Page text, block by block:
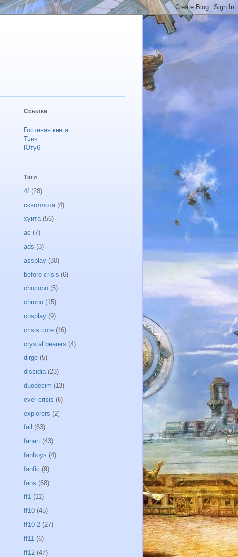
Ссылки
Гостевая книга
Твич
Ютуб
Тэги
4f (28)
скволлота (4)
хуита (56)
ac (7)
ads (3)
assplay (30)
before crisis (6)
chocobo (5)
chrono (15)
cosplay (9)
crisis core (16)
crystal bearers (4)
dirge (5)
dissidia (23)
duodecim (13)
ever crisis (6)
explorers (2)
fail (63)
fanart (43)
fanboys (4)
fanfic (9)
fans (68)
ff1 (11)
ff10 (45)
ff10-2 (27)
ff11 (6)
ff12 (47)